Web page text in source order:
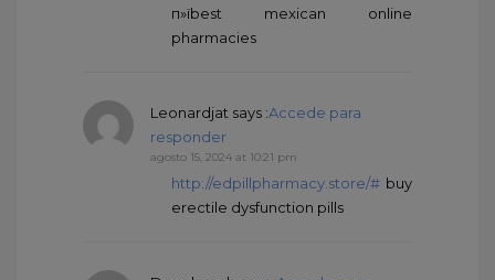
п»їbest mexican online
pharmacies
Leonardjat says :Accede para
responder
agosto 15, 2024 at 10:21 pm
http://edpillpharmacy.store/# buy
erectile dysfunction pills